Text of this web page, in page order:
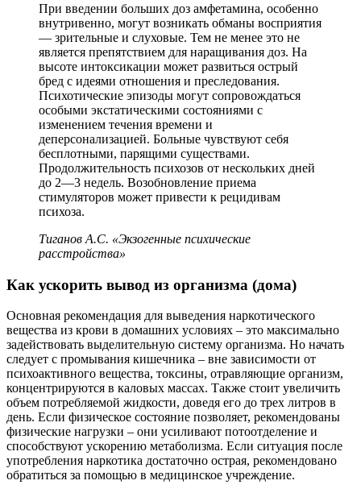
При введении больших доз амфетамина, особенно
внутривенно, могут возникать обманы восприятия
— зрительные и слуховые. Тем не менее это не
является препятствием для наращивания доз. На
высоте интоксикации может развиться острый
бред с идеями отношения и преследования.
Психотические эпизоды могут сопровождаться
особыми экстатическими состояниями с
изменением течения времени и
деперсонализацией. Больные чувствуют себя
бесплотными, парящими существами.
Продолжительность психозов от нескольких дней
до 2—3 недель. Возобновление приема
стимуляторов может привести к рецидивам
психоза.
Тиганов А.С. «Экзогенные психические
расстройства»
Как ускорить вывод из организма (дома)
Основная рекомендация для выведения наркотического
вещества из крови в домашних условиях – это максимально
задействовать выделительную систему организма. Но начать
следует с промывания кишечника – вне зависимости от
психоактивного вещества, токсины, отравляющие организм,
концентрируются в каловых массах. Также стоит увеличить
объем потребляемой жидкости, доведя его до трех литров в
день. Если физическое состояние позволяет, рекомендованы
физические нагрузки – они усиливают потоотделение и
способствуют ускорению метаболизма. Если ситуация после
употребления наркотика достаточно острая, рекомендовано
обратиться за помощью в медицинское учреждение.